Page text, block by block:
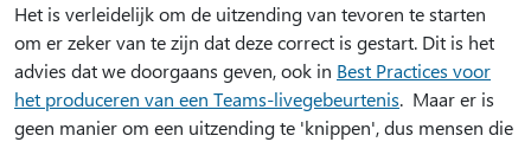
Het is verleidelijk om de uitzending van tevoren te starten
om er zeker van te zijn dat deze correct is gestart. Dit is het
advies dat we doorgaans geven, ook in Best Practices voor
het produceren van een Teams-livegebeurtenis. Maar er is
geen manier om een uitzending te 'knippen', dus mensen die